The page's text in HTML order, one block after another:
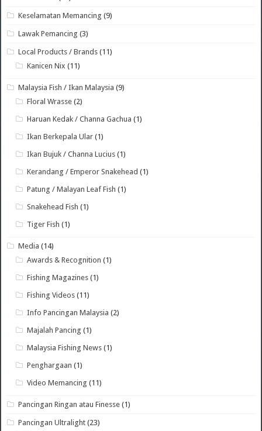
Keselamatan Memancing (9)
Lawak Pemancing (3)
Local Products / Brands (11)
Kanicen Nix (11)
Malaysia Fish / Ikan Malaysia (9)
Floral Wrasse (2)
Haruan Kedak / Channa Gachua (1)
Ikan Berkepala Ular (1)
Ikan Bujuk / Channa Lucius (1)
Kerandang / Emperor Snakehead (1)
Patung / Malayan Leaf Fish (1)
Snakehead Fish (1)
Tiger Fish (1)
Media (14)
Awards & Recognition (1)
Fishing Magazines (1)
Fishing Videos (11)
Info Pancingan Malaysia (2)
Majalah Pancing (1)
Malaysia Fishing News (1)
Penghargaan (1)
Video Memancing (11)
Pancingan Ringan atau Finesse (1)
Pancingan Ultralight (23)